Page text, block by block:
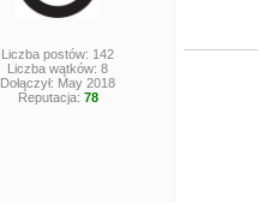
Liczba postów: 142
Liczba wątków: 8
Dołączył: May 2018
Reputacja: 78